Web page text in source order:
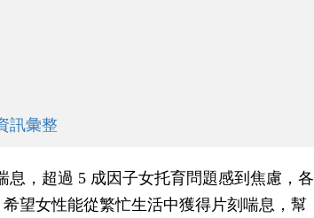
訊彙整
，超過 5 成因子女托育問題感到焦慮，各
望女性能從繁忙生活中獲得片刻喘息，幫